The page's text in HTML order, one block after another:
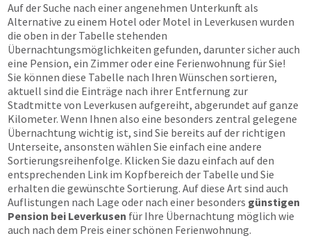
Auf der Suche nach einer angenehmen Unterkunft als
Alternative zu einem Hotel oder Motel in Leverkusen wurden
die oben in der Tabelle stehenden
Übernachtungsmöglichkeiten gefunden, darunter sicher auch
eine Pension, ein Zimmer oder eine Ferienwohnung für Sie!
Sie können diese Tabelle nach Ihren Wünschen sortieren,
aktuell sind die Einträge nach ihrer Entfernung zur
Stadtmitte von Leverkusen aufgereiht, abgerundet auf ganze
Kilometer. Wenn Ihnen also eine besonders zentral gelegene
Übernachtung wichtig ist, sind Sie bereits auf der richtigen
Unterseite, ansonsten wählen Sie einfach eine andere
Sortierungsreihenfolge. Klicken Sie dazu einfach auf den
entsprechenden Link im Kopfbereich der Tabelle und Sie
erhalten die gewünschte Sortierung. Auf diese Art sind auch
Auflistungen nach Lage oder nach einer besonders günstigen
Pension bei Leverkusen für Ihre Übernachtung möglich wie
auch nach dem Preis einer schönen Ferienwohnung.